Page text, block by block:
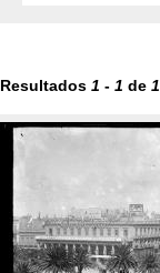
Resultados 1 - 1 de 1